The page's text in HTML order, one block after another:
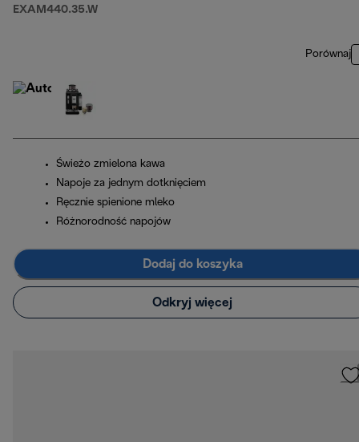
EXAM440.35.W
Porównaj
Świeżo zmielona kawa
Napoje za jednym dotknięciem
Ręcznie spienione mleko
Różnorodność napojów
Dodaj do koszyka
Odkryj więcej